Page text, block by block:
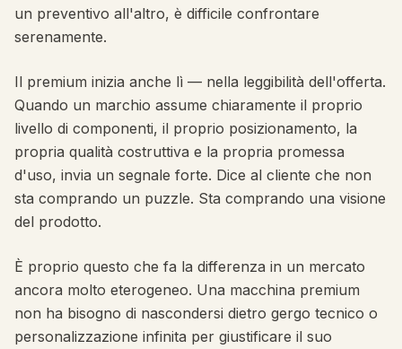
un preventivo all'altro, è difficile confrontare
serenamente.
Il premium inizia anche lì — nella leggibilità dell'offerta.
Quando un marchio assume chiaramente il proprio
livello di componenti, il proprio posizionamento, la
propria qualità costruttiva e la propria promessa
d'uso, invia un segnale forte. Dice al cliente che non
sta comprando un puzzle. Sta comprando una visione
del prodotto.
È proprio questo che fa la differenza in un mercato
ancora molto eterogeneo. Una macchina premium
non ha bisogno di nascondersi dietro gergo tecnico o
personalizzazione infinita per giustificare il suo